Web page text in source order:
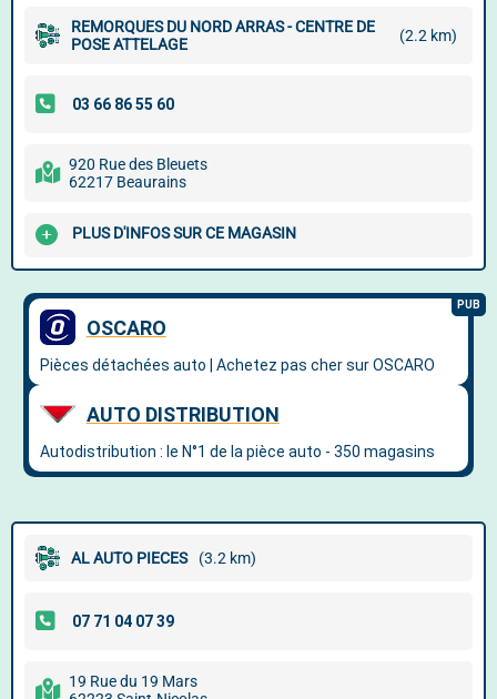
REMORQUES DU NORD ARRAS - CENTRE DE
POSE ATTELAGE
(2.2 km)
920 Rue des Bleuets
62217 Beaurains
PLUS D'INFOS SUR CE MAGASIN
AL AUTO PIECES (3.2 km)
19 Rue du 19 Mars